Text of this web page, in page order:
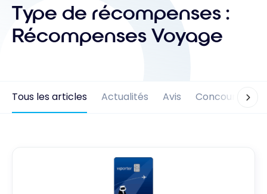
Type de récompenses :
Récompenses Voyage
Tous les articles Actualités Avis Concours